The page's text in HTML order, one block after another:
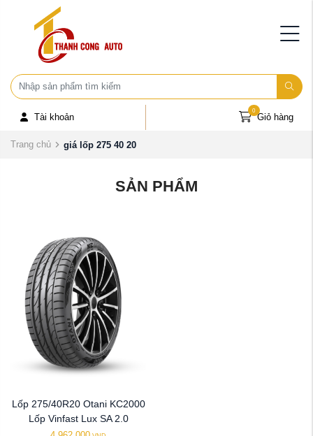
Tài khoản Giỏ hàng
0
Trang chủ giá lốp 275 40 20
SẢN PHẨM
Lốp 275/40R20 Otani KC2000
Lốp Vinfast Lux SA 2.0